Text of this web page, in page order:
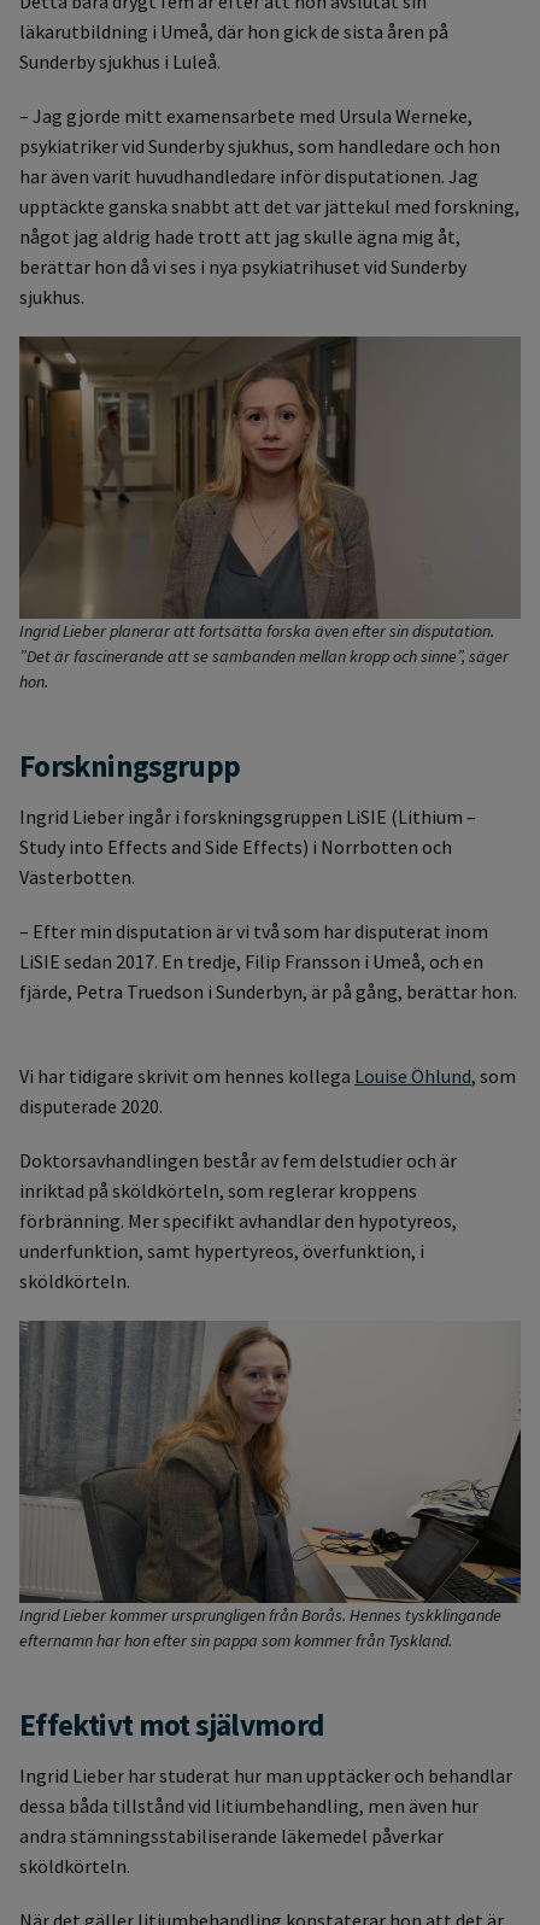
läkarutbildning i Umeå, där hon gick de sista åren på
Sunderby sjukhus i Luleå.
– Jag gjorde mitt examensarbete med Ursula Werneke,
psykiatriker vid Sunderby sjukhus, som handledare och hon
har även varit huvudhandledare inför disputationen. Jag
upptäckte ganska snabbt att det var jättekul med forskning,
något jag aldrig hade trott att jag skulle ägna mig åt,
berättar hon då vi ses i nya psykiatrihuset vid Sunderby
sjukhus.
Ingrid Lieber planerar att fortsätta forska även efter sin disputation.
”Det är fascinerande att se sambanden mellan kropp och sinne”, säger
hon.
Forskningsgrupp
Ingrid Lieber ingår i forskningsgruppen LiSIE (Lithium –
Study into Effects and Side Effects) i Norrbotten och
Västerbotten.
– Efter min disputation är vi två som har disputerat inom
LiSIE sedan 2017. En tredje, Filip Fransson i Umeå, och en
fjärde, Petra Truedson i Sunderbyn, är på gång, berättar hon.
Vi har tidigare skrivit om hennes kollega Louise Öhlund, som
disputerade 2020.
Doktorsavhandlingen består av fem delstudier och är
inriktad på sköldkörteln, som reglerar kroppens
förbränning. Mer specifikt avhandlar den hypotyreos,
underfunktion, samt hypertyreos, överfunktion, i
sköldkörteln.
Ingrid Lieber kommer ursprungligen från Borås. Hennes tyskklingande
efternamn har hon efter sin pappa som kommer från Tyskland.
Effektivt mot självmord
Ingrid Lieber har studerat hur man upptäcker och behandlar
dessa båda tillstånd vid litiumbehandling, men även hur
andra stämningsstabiliserande läkemedel påverkar
sköldkörteln.